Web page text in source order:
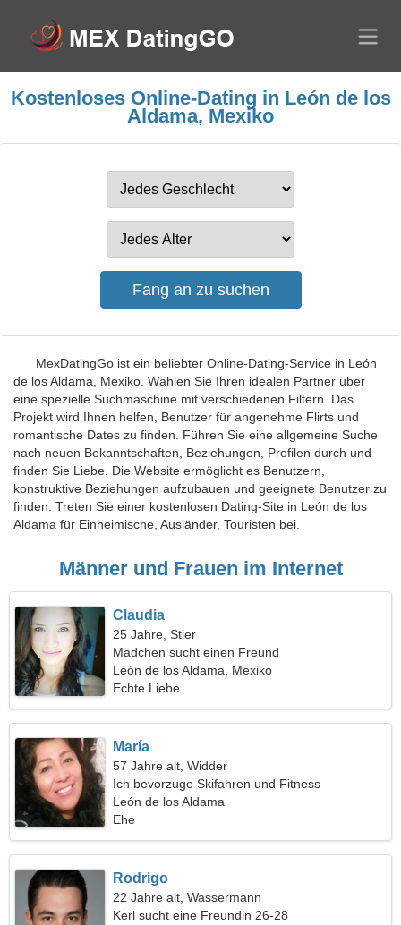
Kostenloses Online-Dating in León de los
Aldama, Mexiko
MexDatingGo ist ein beliebter Online-Dating-Service in León
de los Aldama, Mexiko. Wählen Sie Ihren idealen Partner über
eine spezielle Suchmaschine mit verschiedenen Filtern. Das
Projekt wird Ihnen helfen, Benutzer für angenehme Flirts und
romantische Dates zu finden. Führen Sie eine allgemeine Suche
nach neuen Bekanntschaften, Beziehungen, Profilen durch und
finden Sie Liebe. Die Website ermöglicht es Benutzern,
konstruktive Beziehungen aufzubauen und geeignete Benutzer zu
finden. Treten Sie einer kostenlosen Dating-Site in León de los
Aldama für Einheimische, Ausländer, Touristen bei.
Männer und Frauen im Internet
Claudia
25 Jahre, Stier
Mädchen sucht einen Freund
León de los Aldama, Mexiko
Echte Liebe
María
57 Jahre alt, Widder
Ich bevorzuge Skifahren und Fitness
León de los Aldama
Ehe
Rodrigo
22 Jahre alt, Wassermann
Kerl sucht eine Freundin 26-28